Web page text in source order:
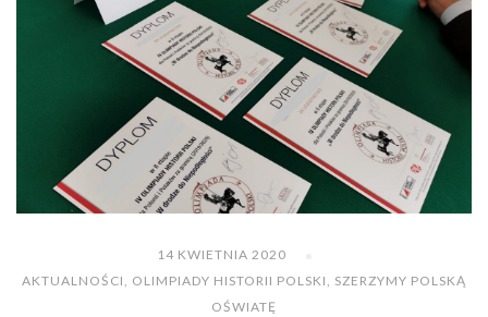
14 KWIETNIA 2020
AKTUALNOŚCI, OLIMPIADY HISTORII POLSKI, SZERZYMY POLSKĄ
OŚWIATĘ